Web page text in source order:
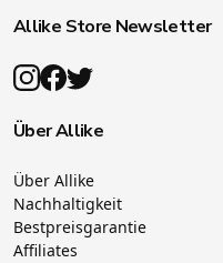
Allike Store Newsletter
Über Allike
Über Allike
Nachhaltigkeit
Bestpreisgarantie
Affiliates